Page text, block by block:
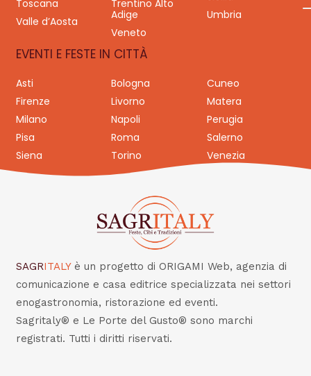
Toscana
Trentino Alto
Adige
Umbria
Valle d’Aosta
Veneto
EVENTI E FESTE IN CITTÀ
Asti Bologna
Cuneo
Firenze
Livorno
Matera
Milano
Napoli
Perugia
Pisa
Roma
Salerno
Siena
Torino Venezia
SAGRITALY è un progetto di ORIGAMI Web, agenzia di
comunicazione e casa editrice specializzata nei settori
enogastronomia, ristorazione ed eventi.
Sagritaly® e Le Porte del Gusto® sono marchi
registrati. Tutti i diritti riservati.